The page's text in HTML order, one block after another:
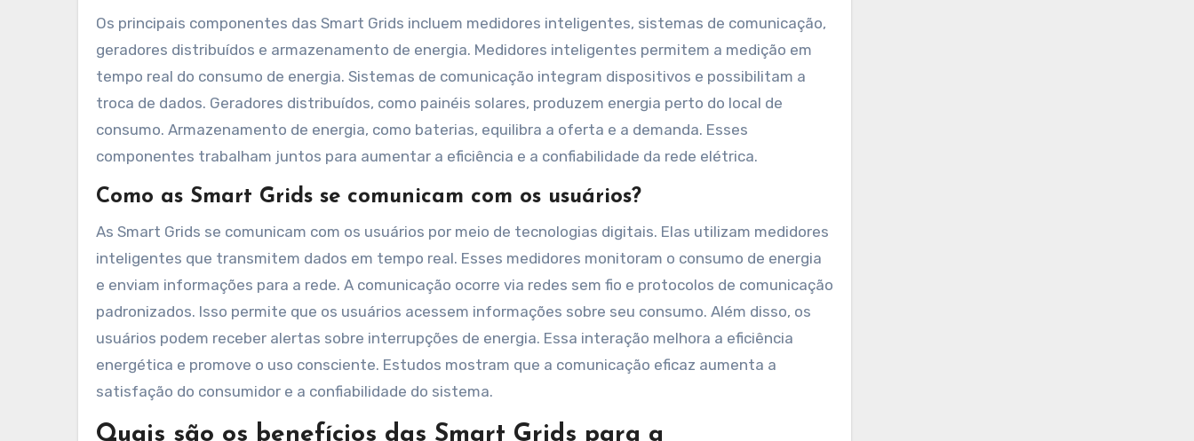
Os principais componentes das Smart Grids incluem medidores inteligentes, sistemas de comunicação,
geradores distribuídos e armazenamento de energia. Medidores inteligentes permitem a medição em
tempo real do consumo de energia. Sistemas de comunicação integram dispositivos e possibilitam a
troca de dados. Geradores distribuídos, como painéis solares, produzem energia perto do local de
consumo. Armazenamento de energia, como baterias, equilibra a oferta e a demanda. Esses
componentes trabalham juntos para aumentar a eficiência e a confiabilidade da rede elétrica.
Como as Smart Grids se comunicam com os usuários?
As Smart Grids se comunicam com os usuários por meio de tecnologias digitais. Elas utilizam medidores
inteligentes que transmitem dados em tempo real. Esses medidores monitoram o consumo de energia
e enviam informações para a rede. A comunicação ocorre via redes sem fio e protocolos de comunicação
padronizados. Isso permite que os usuários acessem informações sobre seu consumo. Além disso, os
usuários podem receber alertas sobre interrupções de energia. Essa interação melhora a eficiência
energética e promove o uso consciente. Estudos mostram que a comunicação eficaz aumenta a
satisfação do consumidor e a confiabilidade do sistema.
Quais são os benefícios das Smart Grids para a